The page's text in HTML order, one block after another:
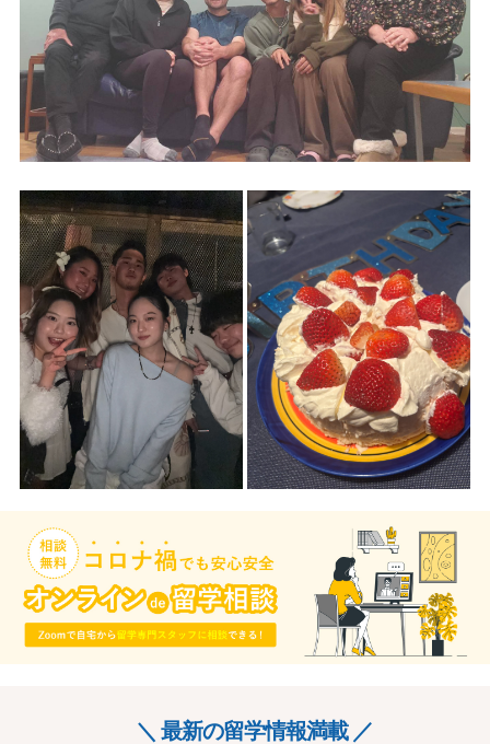
＼ 最新の留学情報満載 ／